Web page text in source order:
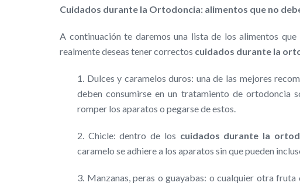
Cuidados durante la Ortodoncia: alimentos que no
A continuación te daremos una lista de los alimentos
realmente deseas tener correctos cuidados durante la
1. Dulces y caramelos duros: una de las mejores
deben consumirse en un tratamiento de ortodoncia
romper los aparatos o pegarse de estos.
2. Chicle: dentro de los cuidados durante la
caramelo se adhiere a los aparatos sin que pueden
3. Manzanas, peras o guayabas: o cualquier otra